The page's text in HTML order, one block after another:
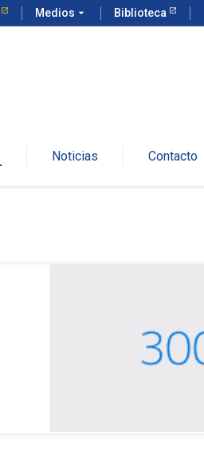
Medios arrow_drop_down Biblioteca
Noticias Contacto